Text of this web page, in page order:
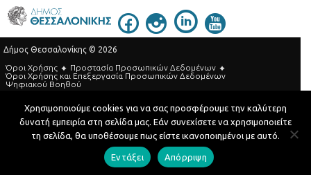
Δήμος Θεσσαλονίκης © 2026
Όροι Χρήσης
Προστασία Προσωπικών Δεδομένων
Όροι Xρήσης και Eπεξεργασία Προσωπικών Δεδομένων
Ψηφιακού Βοηθού
Τηλεφωνικός Κατάλογος
Developed by MyCompany Projects
Χρησιμοποιούμε cookies για να σας προσφέρουμε την καλύτερη
δυνατή εμπειρία στη σελίδα μας. Εάν συνεχίσετε να χρησιμοποιείτε
τη σελίδα, θα υποθέσουμε πως είστε ικανοποιημένοι με αυτό.
Εντάξει Απόρριψη